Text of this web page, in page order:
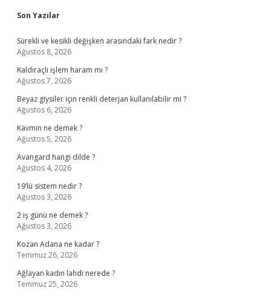
Sidebar
Son Yazılar
Sürekli ve kesikli değişken arasındaki fark nedir ?
Ağustos 8, 2026
Kaldıraçlı işlem haram mı ?
Ağustos 7, 2026
Beyaz giysiler için renkli deterjan kullanılabilir mi ?
Ağustos 6, 2026
Kavmin ne demek ?
Ağustos 5, 2026
Avangard hangi dilde ?
Ağustos 4, 2026
19’lü sistem nedir ?
Ağustos 3, 2026
2 iş günü ne demek ?
Ağustos 3, 2026
Kozan Adana ne kadar ?
Temmuz 26, 2026
Ağlayan kadın lahdi nerede ?
Temmuz 25, 2026